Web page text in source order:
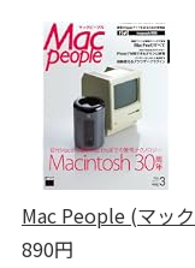
Mac People (マッ
890円